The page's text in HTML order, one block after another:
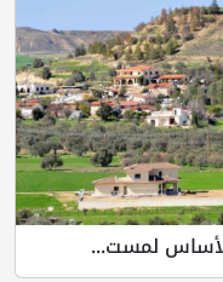
لمست...